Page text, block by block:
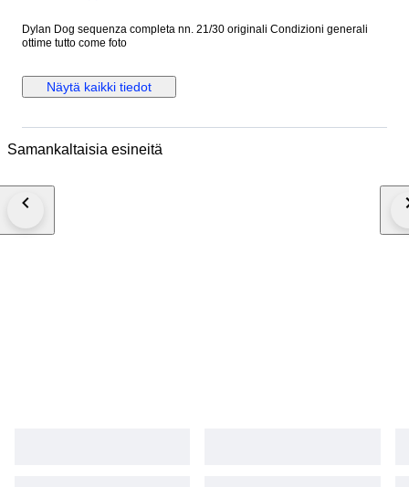
Dylan Dog sequenza completa nn. 21/30 originali Condizioni generali
ottime tutto come foto
Näytä kaikki tiedot
Samankaltaisia esineitä